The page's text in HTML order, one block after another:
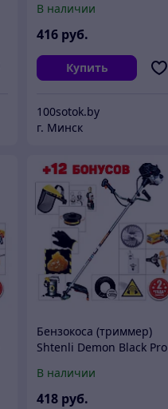
В наличии
416 руб.
Купить
100sotok.by
г. Минск
Бензокоса (триммер)
Shtenli Demon Black Pro
В наличии
418 руб.